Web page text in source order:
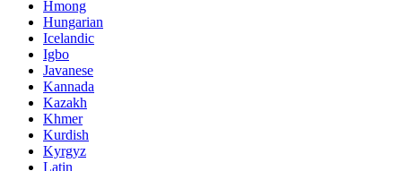
Hmong
Hungarian
Icelandic
Igbo
Javanese
Kannada
Kazakh
Khmer
Kurdish
Kyrgyz
Latin